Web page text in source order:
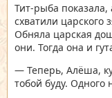
Тит-рыба показала,
схватили царского
Обняла царская
они. Тогда она и
— Теперь, Алёша,
тобой буду. Одного